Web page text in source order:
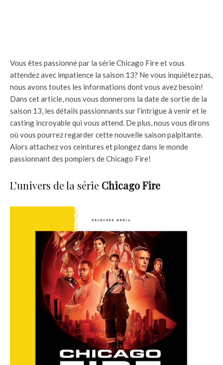
Vous êtes passionné par la série Chicago Fire et vous
attendez avec impatience la saison 13? Ne vous inquiétez pas,
nous avons toutes les informations dont vous avez besoin!
Dans cet article, nous vous donnerons la date de sortie de la
saison 13, les détails passionnants sur l’intrigue à venir et le
casting incroyable qui vous attend. De plus, nous vous dirons
où vous pourrez regarder cette nouvelle saison palpitante.
Alors attachez vos ceintures et plongez dans le monde
passionnant des pompiers de Chicago Fire!
L’univers de la série Chicago Fire